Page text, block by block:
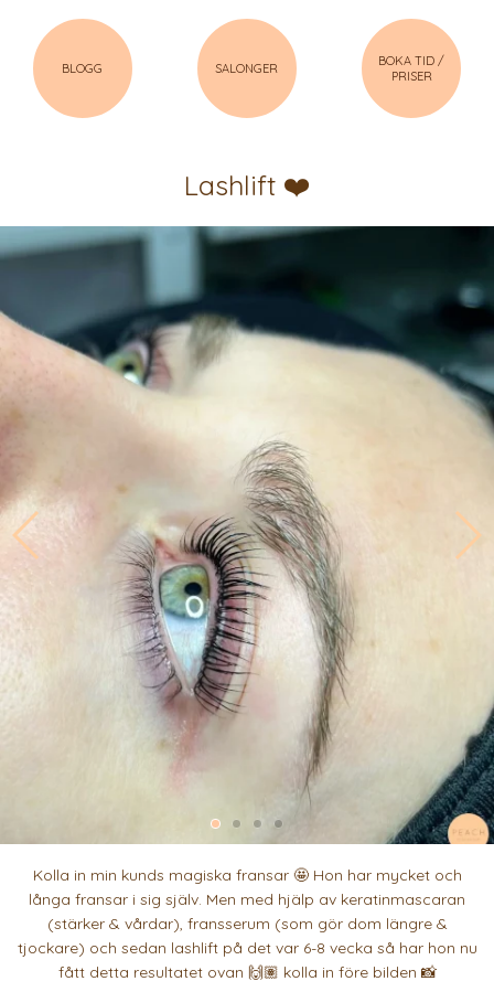
BLOGG SALONGER
BOKA TID /
PRISER
Lashlift ❤️
Kolla in min kunds magiska fransar 🤩 Hon har mycket och
långa fransar i sig själv. Men med hjälp av keratinmascaran
(stärker & vårdar), fransserum (som gör dom längre &
tjockare) och sedan lashlift på det var 6-8 vecka så har hon nu
fått detta resultatet ovan 🙌🏽 kolla in före bilden 📸